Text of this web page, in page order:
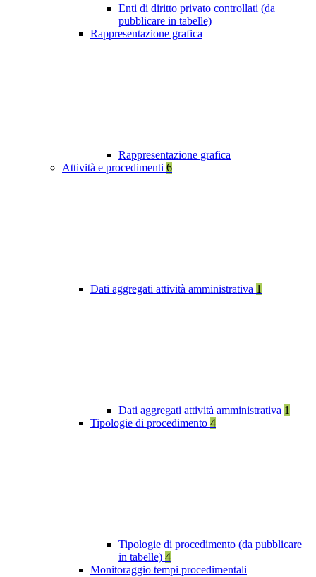
Enti di diritto privato controllati (da
pubblicare in tabelle)
Rappresentazione grafica
Rappresentazione grafica
Attività e procedimenti 6
Dati aggregati attività amministrativa 1
Dati aggregati attività amministrativa 1
Tipologie di procedimento 4
Tipologie di procedimento (da pubblicare
in tabelle) 4
Monitoraggio tempi procedimentali